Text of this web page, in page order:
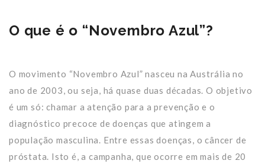
O que é o “Novembro Azul”?
O movimento “Novembro Azul” nasceu na Austrália no
ano de 2003, ou seja, há quase duas décadas. O objetivo
é um só: chamar a atenção para a prevenção e o
diagnóstico precoce de doenças que atingem a
população masculina. Entre essas doenças, o câncer de
próstata. Isto é, a campanha, que ocorre em mais de 20